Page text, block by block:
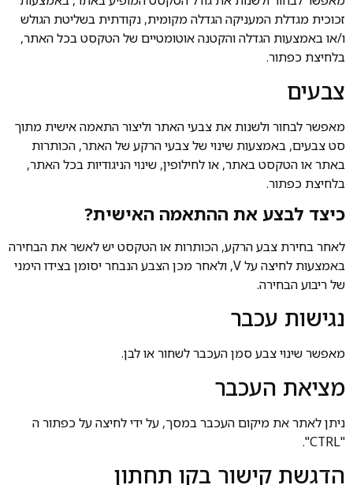
זכוכית מגדלת המעניקה הגדלה מקומית, נקודתית בשליטת הגולש
ו/או באמצעות הגדלה והקטנה אוטומטיים של הטקסט בכל האתר,
בלחיצת כפתור.
צבעים
מאפשר לבחור ולשנות את צבעי האתר וליצור התאמה אישית מתוך
סט צבעים, באמצעות שינוי של צבעי הרקע של האתר, הכותרות
באתר או הטקסט באתר, או לחילופין, שינוי הניגודיות בכל האתר,
בלחיצת כפתור.
כיצד לבצע את ההתאמה האישית?
לאחר בחירת צבע הרקע, הכותרות או הטקסט יש לאשר את הבחירה
באמצעות לחיצה על V, ולאחר מכן הצבע הנבחר יסומן בצידו הימני
של ריבוע הבחירה.
נגישות עכבר
מאפשר שינוי צבע סמן העכבר לשחור או לבן.
מציאת העכבר
ניתן לאתר את מיקום העכבר במסך, על ידי לחיצה על כפתור ה
"CTRL".
הדגשת קישור בקו תחתון